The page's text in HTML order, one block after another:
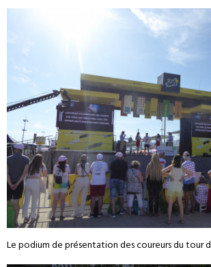
Le podium de présentation des coureurs du tour